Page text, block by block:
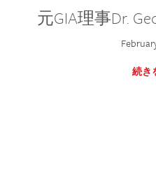
元GIA理事Dr.
続き